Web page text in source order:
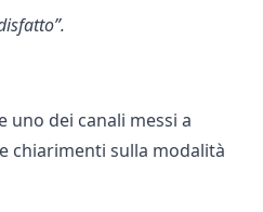
uno dei canali messi a
chiarimenti sulla modalità